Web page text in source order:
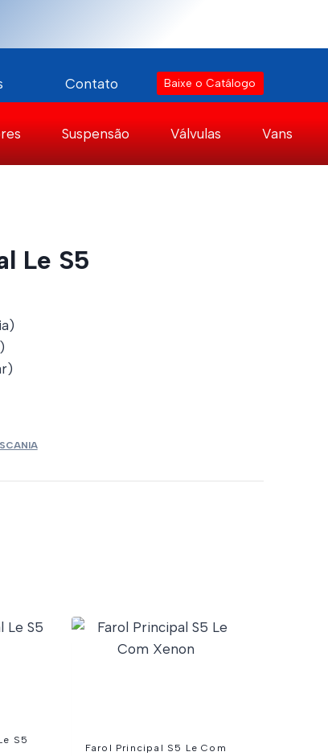
Contato Baixe o Catálogo
Suspensão Válvulas Vans
Le S5
S5
Farol Principal S5 Le Com